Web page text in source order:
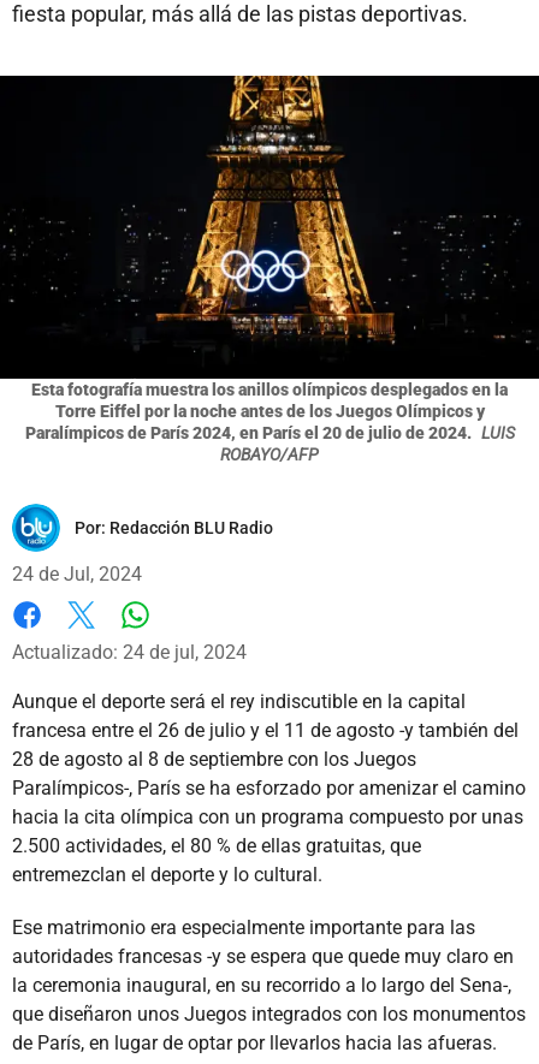
fiesta popular, más allá de las pistas deportivas.
Esta fotografía muestra los anillos olímpicos desplegados en la
Torre Eiffel por la noche antes de los Juegos Olímpicos y
Paralímpicos de París 2024, en París el 20 de julio de 2024. LUIS
ROBAYO/AFP
Por: Redacción BLU Radio
24 de Jul, 2024
Facebook
X
Actualizado: 24 de jul, 2024
Aunque el deporte será el rey indiscutible en la capital
francesa entre el 26 de julio y el 11 de agosto -y también del
28 de agosto al 8 de septiembre con los Juegos
Paralímpicos-, París se ha esforzado por amenizar el camino
hacia la cita olímpica con un programa compuesto por unas
2.500 actividades, el 80 % de ellas gratuitas, que
entremezclan el deporte y lo cultural.
Ese matrimonio era especialmente importante para las
autoridades francesas -y se espera que quede muy claro en
la ceremonia inaugural, en su recorrido a lo largo del Sena-,
que diseñaron unos Juegos integrados con los monumentos
de París, en lugar de optar por llevarlos hacia las afueras.